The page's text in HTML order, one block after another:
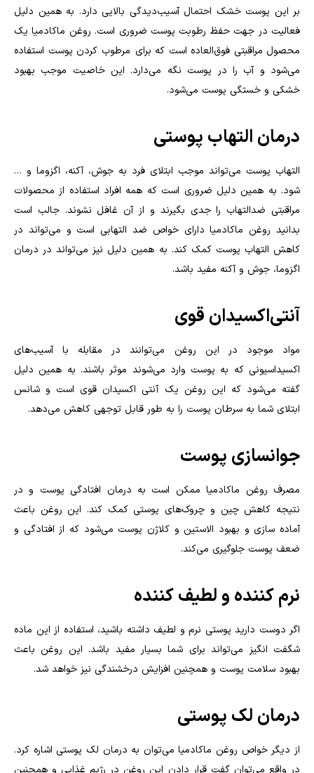
بر این پوست خشک احتمال آسیب‌دیدگی بالایی دارد. به همین دلیل
فعالیت در جهت حفظ رطوبت پوست ضروری است. روغن ماکادمیا یک
محصول مراقبتی فوق‌العاده است که برای مرطوب کردن پوست استفاده
می‌شود و آب را در پوست نگه می‌دارد. این خاصیت موجب بهبود
خشکی و خستگی پوست می‌شود.
درمان التهاب پوستی
التهاب پوست می‌تواند موجب ابتلای فرد به جوش، آکنه، اگزوما و …
شود. به همین دلیل ضروری است که همه افراد استفاده از محصولات
مراقبتی ضدالتهاب را جدی بگیرند و از آن غافل نشوند. جالب است
بدانید روغن ماکادمیا دارای خواص ضد التهابی است و می‌تواند در
کاهش التهاب پوست کمک کند. به همین دلیل نیز می‌تواند در درمان
اگزوما، جوش و آکنه مفید باشد.
آنتی‌اکسیدان قوی
مواد موجود در این روغن می‌توانند در مقابله با آسیب‌های
اکسیداسیونی که به پوست وارد می‌شوند موثر باشند. به همین دلیل
گفته می‌شود که این روغن یک آنتی اکسیدان قوی است و شانس
ابتلای شما به سرطان پوست را به طور قابل توجهی کاهش می‌دهد.
جوانسازی پوست
مصرف روغن ماکادمیا ممکن است به درمان افتادگی پوست و در
نتیجه کاهش چین و چروک‌های پوستی کمک کند. این روغن باعث
آماده سازی و بهبود الاستین و کلاژن پوست می‌شود که از افتادگی و
ضعف پوست جلوگیری می‌کند.
نرم کننده و لطیف کننده
اگر دوست دارید پوستی نرم و لطیف داشته باشید، استفاده از این ماده
شگفت انگیز می‌تواند برای شما بسیار مفید باشد. این روغن باعث
بهبود سلامت پوست و همچنین افزایش درخشندگی نیز خواهد شد.
درمان لک پوستی
از دیگر خواص روغن ماکادمیا می‌توان به درمان لک پوستی اشاره کرد.
در واقع می‌توان گفت قرار دادن این روغن در رژیم غذایی و همچنین